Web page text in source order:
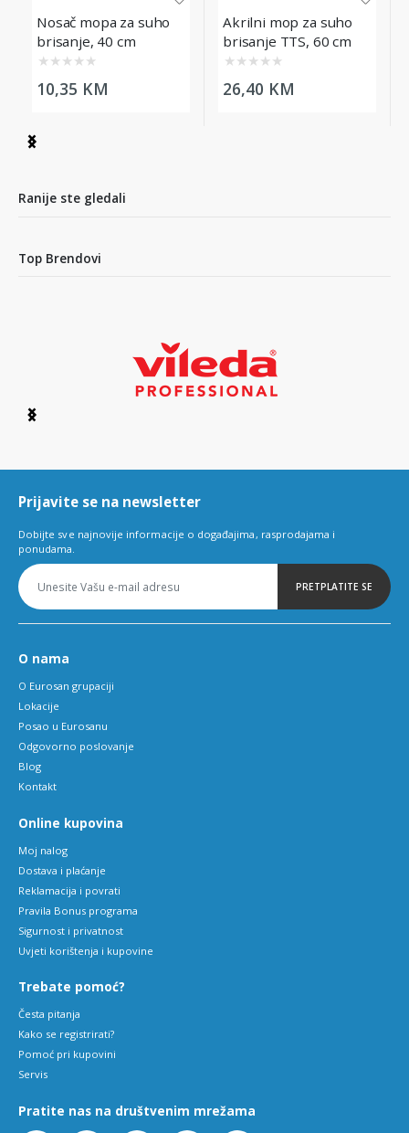
Nosač mopa za suho
brisanje, 40 cm
★ ★ ★ ★ ★
10,35 KM
Akrilni mop za suho
brisanje TTS, 60 cm
★ ★ ★ ★ ★
26,40 KM
Item
6
Ranije ste gledali
Top Brendovi
Item
6
Prijavite se na newsletter
Dobijte sve najnovije informacije o događajima, rasprodajama i
ponudama.
PRETPLATITE SE
O nama
O Eurosan grupaciji
Lokacije
Posao u Eurosanu
Odgovorno poslovanje
Blog
Kontakt
Online kupovina
Moj nalog
Dostava i plaćanje
Reklamacija i povrati
Pravila Bonus programa
Sigurnost i privatnost
Uvjeti korištenja i kupovine
Trebate pomoć?
Česta pitanja
Kako se registrirati?
Pomoć pri kupovini
Servis
Pratite nas na društvenim mrežama